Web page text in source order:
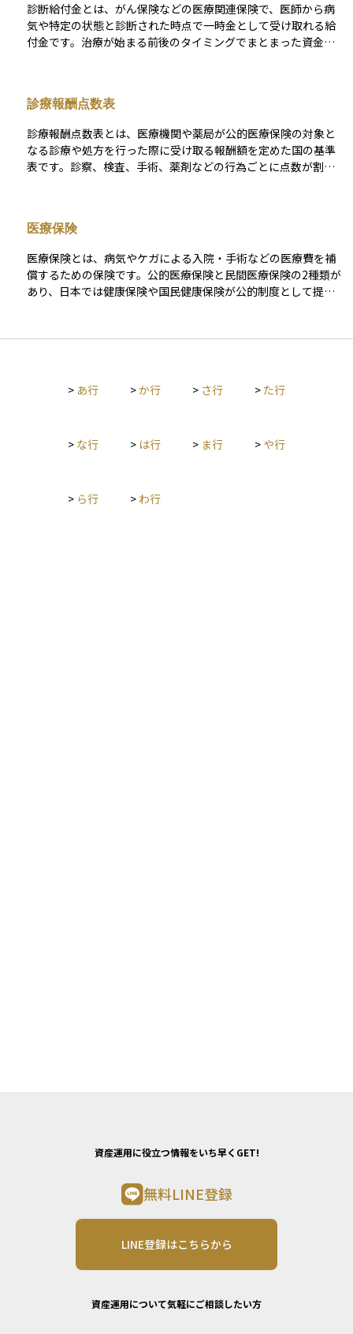
診断給付金とは、がん保険などの医療関連保険で、医師から病
気や特定の状態と診断された時点で一時金として受け取れる給
付金です。治療が始まる前後のタイミングでまとまった資金が
保険商品によって異なるため、加入前に約款やパンフレットで
細かく確認することが大切です。
診療報酬点数表
診療報酬点数表とは、医療機関や薬局が公的医療保険の対象と
なる診療や処方を行った際に受け取る報酬額を定めた国の基準
表です。診察、検査、手術、薬剤などの行為ごとに点数が割り
そ２年ごとに改定され、医療技術の進歩や経済状況を反映して
報酬水準が見直されるため、医療従事者や保険者だけでなく、
医療費を把握したい一般の方にとっても重要な資料となってい
ます。
医療保険
医療保険とは、病気やケガによる入院・手術などの医療費を補
償するための保険です。公的医療保険と民間医療保険の2種類が
あり、日本では健康保険や国民健康保険が公的制度として提供
す。契約内容によって給付金の額や支払い条件が異なり、将来
> あ行 >か行 > さ行 > た行
> な行 > は行 > ま行 > や行
> ら行 > わ行
資産運用に役立つ情報をいち早くGET!
無料LINE登録
LINE登録はこちらから
資産運用について気軽にご相談したい方